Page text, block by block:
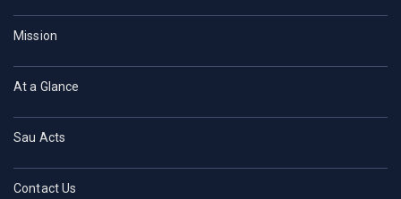
Mission
At a Glance
Sau Acts
Contact Us